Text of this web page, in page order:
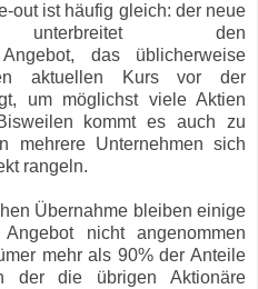
out ist häufig gleich: der neue
unterbreitet den
das üblicherweise
aktuellen Kurs vor der
um möglichst viele Aktien
kommt es auch zu
mehrere Unternehmen sich
rangeln.
Übernahme bleiben einige
nicht angenommen
mehr als 90% der Anteile
der die übrigen Aktionäre